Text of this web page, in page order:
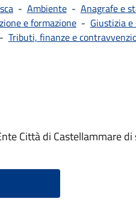
- Ambiente - Anagrafe e
e formazione - Giustizia
- Tributi, finanze e
Città di Castellammare di